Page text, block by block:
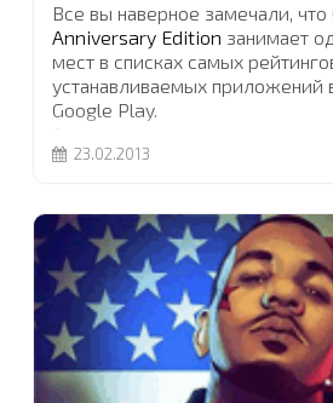
Все вы наверное замечали, что
Anniversary Edition занимает
мест в списках самых
устанавливаемых приложений
Google Play.
релиза игры, Rockstar Games
Пока не известно никаких
Android версии, но они не
отличатся...
23.02.2013